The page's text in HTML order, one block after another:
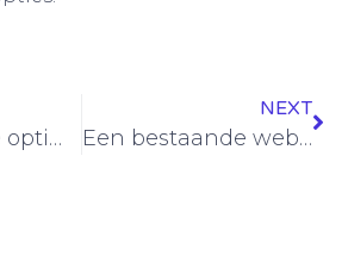
Zoekmachine optimalisatie voor een nieuwe website
NEXT
Een bestaande website kopen vs. er zelf een beginnen vanaf nul